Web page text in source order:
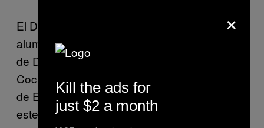
El Doctor Rincón, como lo llaman sus
alumnos, introduce cada semestre su clase
de Derecho Administrativo con la fábula de la
Coca-Cola. La fábula, que no está entre las
de Esopo, va más o menos así: «Al final de
este semestre es posible que las 35
×
Kill the ads for
just $2 a month